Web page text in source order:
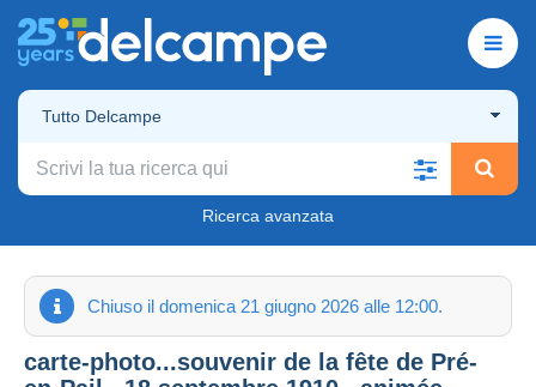
Tutto Delcampe
Ricerca avanzata
Chiuso il domenica 21 giugno 2026 alle 12:00.
carte-photo...souvenir de la fête de Pré-